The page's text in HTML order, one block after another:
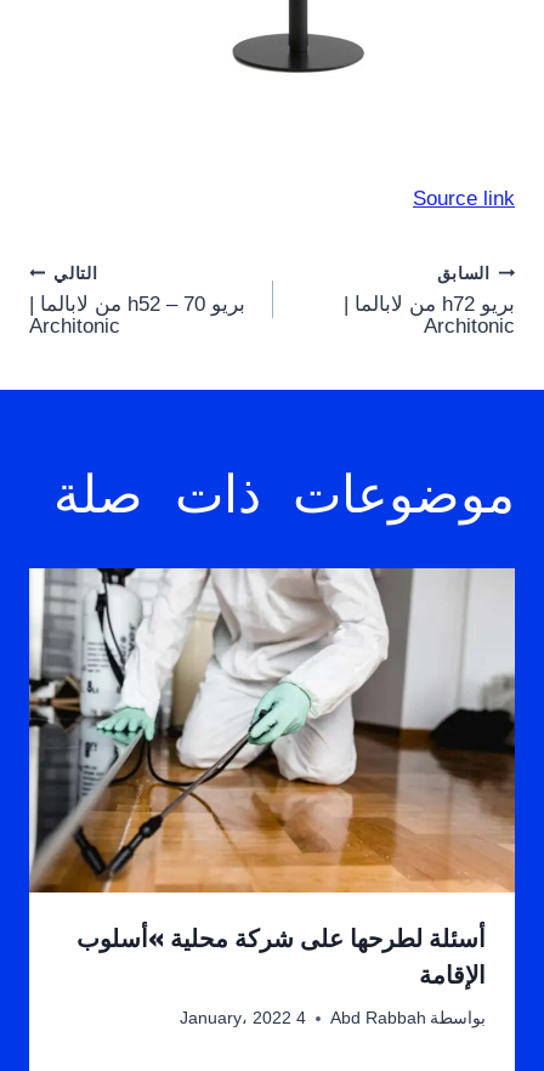
Source link
Post
navigation
السابق
بريو h72 من لابالما |
Architonic
التالي
بريو h52 – 70 من لابالما |
Architonic
موضوعات ذات صلة
أسئلة لطرحها على شركة محلية »أسلوب
الإقامة
بواسطة Abd Rabbah 4 January، 2022